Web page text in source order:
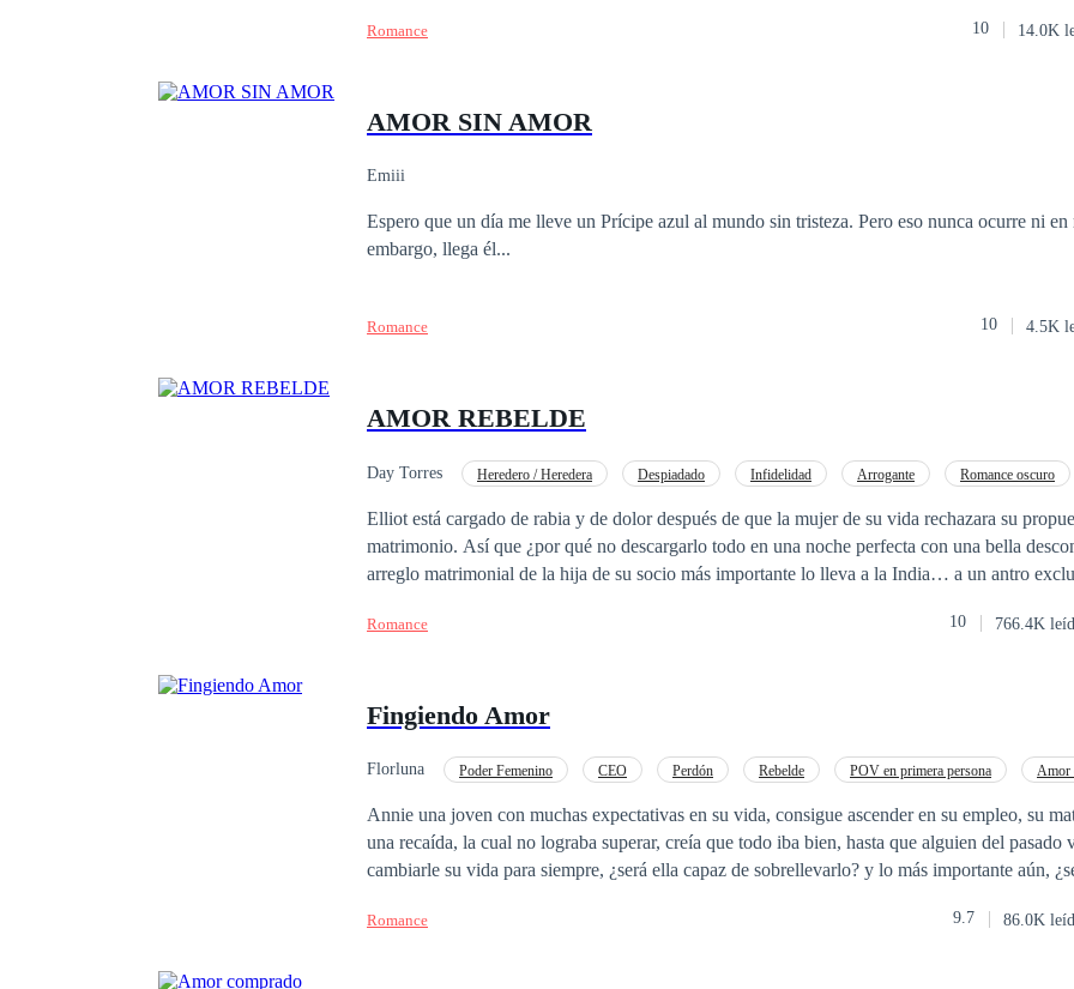
su libertad. Vivirá con el miedo de que su oscuro secreto salga a la luz. ¿Podrá el amor ser capaz de lograr lo
Romance 10 14.0K
AMOR SIN AMOR
Emiii
Espero que un día me lleve un Prícipe azul al mundo sin tristeza. Pero eso nunca ocurre ni en
embargo, llega él...
Romance 10 4.5K
AMOR REBELDE
Day Torres Heredero / Heredera Despiadado Infidelidad Arrogante Romance oscuro
Elliot está cargado de rabia y de dolor después de que la mujer de su vida rechazara su
matrimonio. Así que ¿por qué no descargarlo todo en una noche perfecta con una bella
arreglo matrimonial de la hija de su socio más importante lo lleva a la India… a un antro
siguiente, cuando se dio cuenta de que había deshonrado nada menos que… ¡a la novia!
nadie, ni siquiera su padre, había podido controlar jamás. Él se ha sumido en la oscuridad, y ella está llena de
Romance 10 766.4K
Fingiendo Amor
Florluna Poder Femenino CEO Perdón Rebelde POV en primera persona
Amor
Annie una joven con muchas expectativas en su vida, consigue ascender en su empleo, su
una recaída, la cual no lograba superar, creía que todo iba bien, hasta que alguien del pasado vuelve para
cambiarle su vida para siempre, ¿será ella capaz de sobrellevarlo? y lo más importante aún,
Romance 9.7 86.0K